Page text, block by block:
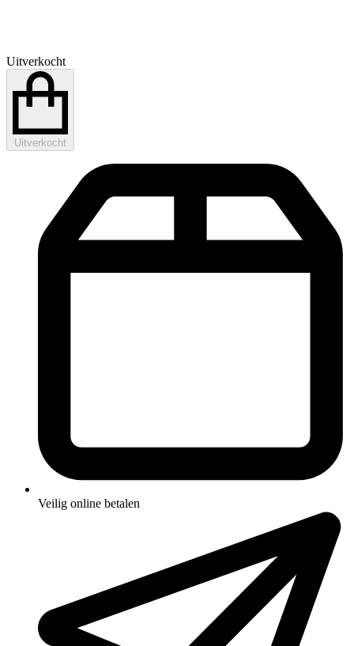
Uitverkocht
Uitverkocht
Veilig online betalen